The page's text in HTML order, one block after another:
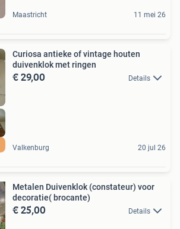
Maastricht 11 mei 26
Curiosa antieke of vintage houten
duivenklok met ringen
€ 29,00 Details
Valkenburg 20 jul 26
Metalen Duivenklok (constateur) voor
decoratie( brocante)
€ 25,00 Details